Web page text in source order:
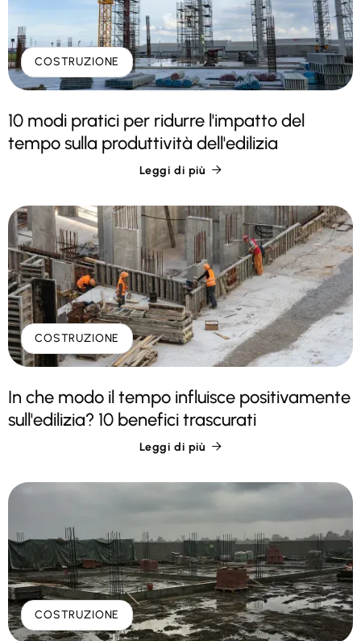
COSTRUZIONE
10 modi pratici per ridurre l'impatto del
tempo sulla produttività dell'edilizia
Leggi di più 
COSTRUZIONE
In che modo il tempo influisce positivamente
sull'edilizia? 10 benefici trascurati
Leggi di più 
COSTRUZIONE